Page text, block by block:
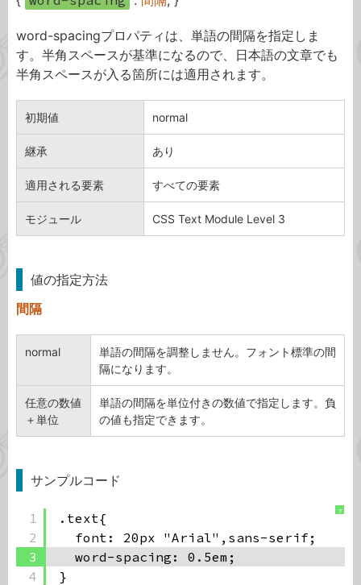
word-spacingプロパティは、単語の間隔を指定しま
す。半角スペースが基準になるので、日本語の文章でも
半角スペースが入る箇所には適用されます。
初期値 normal
継承 あり
適用される要素 すべての要素
モジュール CSS Text Module Level 3
値の指定方法
間隔
normal
単語の間隔を調整しません。フォント標準の間
隔になります。
任意の数値
＋単位
単語の間隔を単位付きの数値で指定します。負
の値も指定できます。
サンプルコード
?
1
2
3
4
.text{
font: 20px "Arial",sans-serif;
word-spacing: 0.5em;
}